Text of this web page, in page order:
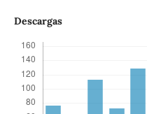
Descargas